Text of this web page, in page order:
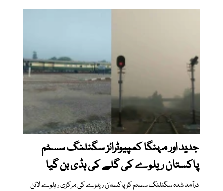
جدید اور مہنگا کمپیوٹرائز سگنلنگ سسٹم
پاکستان ریلوے کی گلے کی ہڈی بن گیا
درآمد شدہ سگنلنگ سسٹم کو پاکستان ریلوے کی مرکزی ریلوے لائن